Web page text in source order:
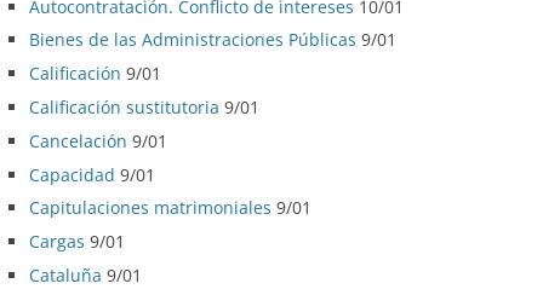
Autocontratación. Conflicto de intereses 10/01
Bienes de las Administraciones Públicas 9/01
Calificación 9/01
Calificación sustitutoria 9/01
Cancelación 9/01
Capacidad 9/01
Capitulaciones matrimoniales 9/01
Cargas 9/01
Cataluña 9/01